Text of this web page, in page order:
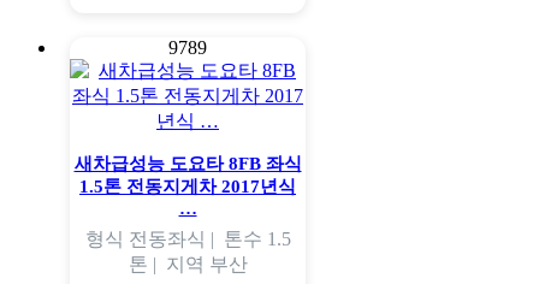
9789
새차급성능 도요타 8FB 좌식
1.5톤 전동지게차 2017년식
…
형식 전동좌식 | 톤수 1.5
톤 | 지역 부산